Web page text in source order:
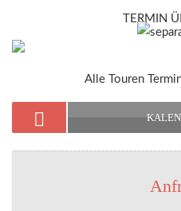
TERMIN
Alle Touren